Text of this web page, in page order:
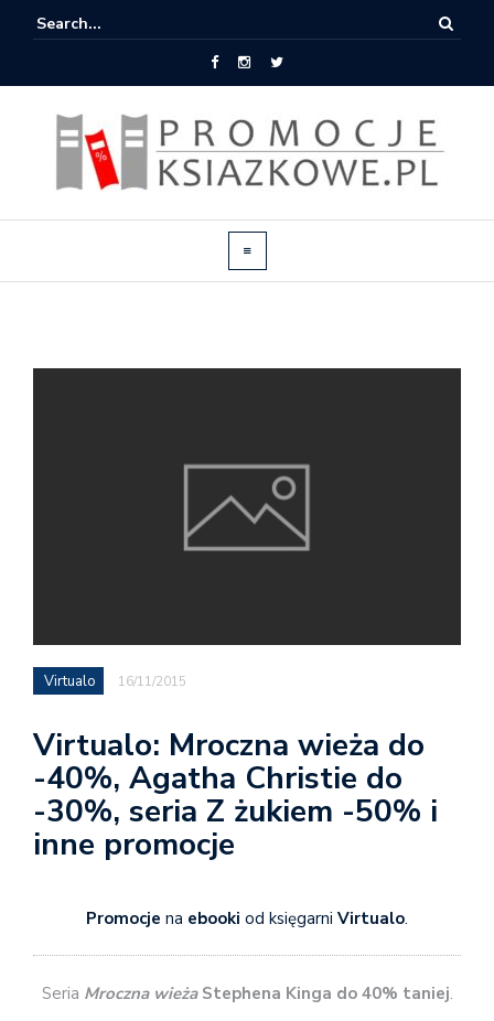
Virtualo 16/11/2015
Virtualo: Mroczna wieża do
-40%, Agatha Christie do
-30%, seria Z żukiem -50% i
inne promocje
Promocje na ebooki od księgarni Virtualo.
Seria Mroczna wieża Stephena Kinga do 40% taniej.